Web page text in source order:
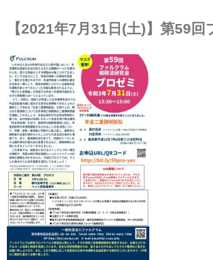
【2021年7月31日(土)】第59回